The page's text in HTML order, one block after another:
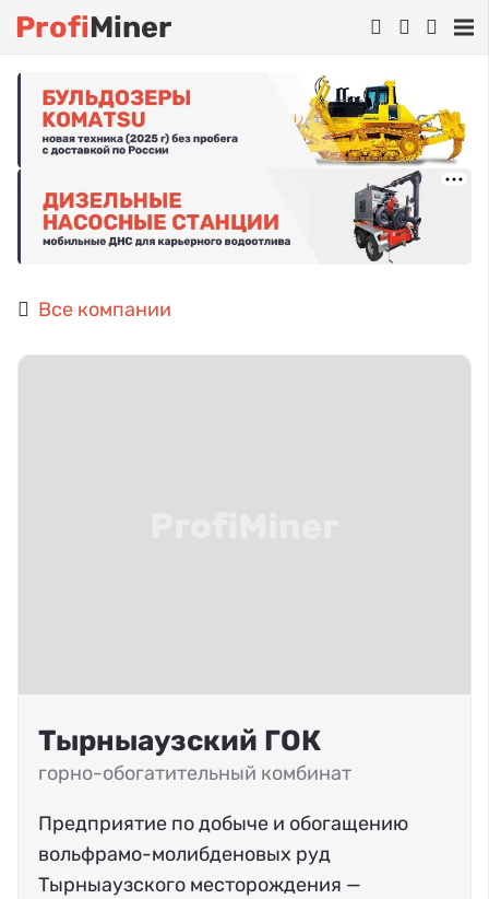
ProfiMiner
Все компании
Тырныаузский ГОК
горно-обогатительный комбинат
Предприятие по добыче и обогащению
вольфрамо-молибденовых руд
Тырныаузского месторождения —